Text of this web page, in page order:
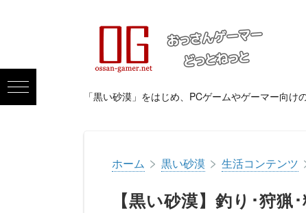
「黒い砂漠」をはじめ、PCゲームやゲーマー向
ホーム > 黒い砂漠 > 生活コンテンツ
【黒い砂漠】釣り･狩